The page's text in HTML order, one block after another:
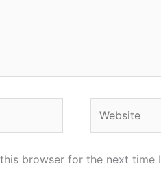
browser for the next time I